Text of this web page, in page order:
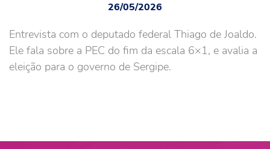
26/05/2026
Entrevista com o deputado federal Thiago de Joaldo.
Ele fala sobre a PEC do fim da escala 6×1, e avalia a
eleição para o governo de Sergipe.